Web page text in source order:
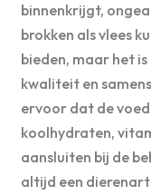
binnenkrijgt,
brokken als vlees
bieden, maar het
kwaliteit en
ervoor dat de
koolhydraten,
aansluiten bij de
altijd een